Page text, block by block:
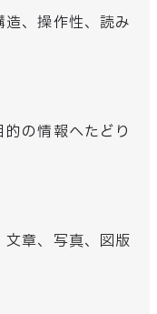
、操作性、読み
の情報へたどり
章、写真、図版